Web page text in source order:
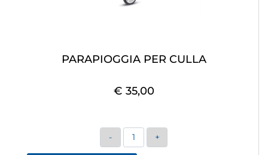
PARAPIOGGIA PER CULLA
€ 35,00
Quantità